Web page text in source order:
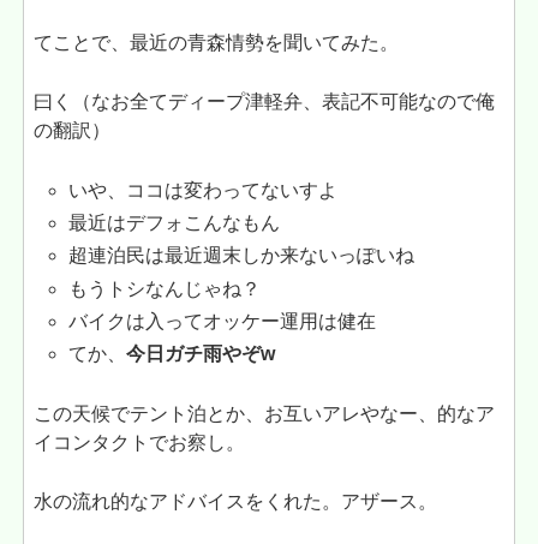
てことで、最近の青森情勢を聞いてみた。
曰く（なお全てディープ津軽弁、表記不可能なので俺
の翻訳）
いや、ココは変わってないすよ
最近はデフォこんなもん
超連泊民は最近週末しか来ないっぽいね
もうトシなんじゃね？
バイクは入ってオッケー運用は健在
てか、今日ガチ雨やぞw
この天候でテント泊とか、お互いアレやなー、的なア
イコンタクトでお察し。
水の流れ的なアドバイスをくれた。アザース。